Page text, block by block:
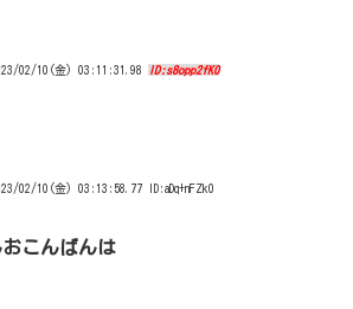
02/10(金) 03:11:31.98 ID:s8opp2fK0
02/10(金) 03:13:58.77 ID:aDq+nFZk0
こんばんは